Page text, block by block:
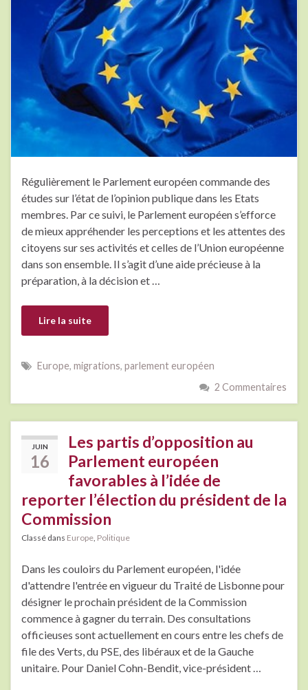
Régulièrement le Parlement européen commande des
études sur l’état de l’opinion publique dans les Etats
membres. Par ce suivi, le Parlement européen s’efforce
de mieux appréhender les perceptions et les attentes des
citoyens sur ses activités et celles de l’Union européenne
dans son ensemble. Il s’agit d’une aide précieuse à la
préparation, à la décision et …
Lire la suite
Europe, migrations, parlement européen
2 Commentaires
JUIN
16
Les partis d’opposition au
Parlement européen
favorables à l’idée de
reporter l’élection du président de la
Commission
Classé dans Europe, Politique
Dans les couloirs du Parlement européen, l'idée
d'attendre l'entrée en vigueur du Traité de Lisbonne pour
désigner le prochain président de la Commission
commence à gagner du terrain. Des consultations
officieuses sont actuellement en cours entre les chefs de
file des Verts, du PSE, des libéraux et de la Gauche
unitaire. Pour Daniel Cohn-Bendit, vice-président …